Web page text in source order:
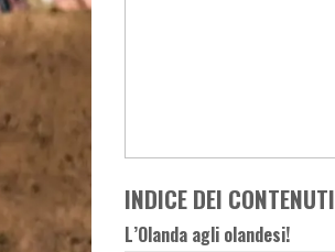
INDICE DEI CONTENUTI
L’Olanda agli olandesi!